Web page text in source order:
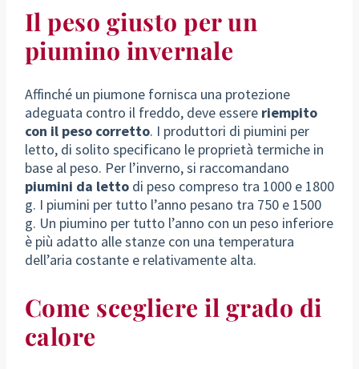
Il peso giusto per un
piumino invernale
Affinché un piumone fornisca una protezione
adeguata contro il freddo, deve essere riempito
con il peso corretto. I produttori di piumini per
letto, di solito specificano le proprietà termiche in
base al peso. Per l’inverno, si raccomandano
piumini da lettodi peso compreso tra 1000 e 1800
g. I piumini per tutto l’anno pesano tra 750 e 1500
g. Un piumino per tutto l’anno con un peso inferiore
è più adatto alle stanze con una temperatura
dell’aria costante e relativamente alta.
Come scegliere il grado di
calore